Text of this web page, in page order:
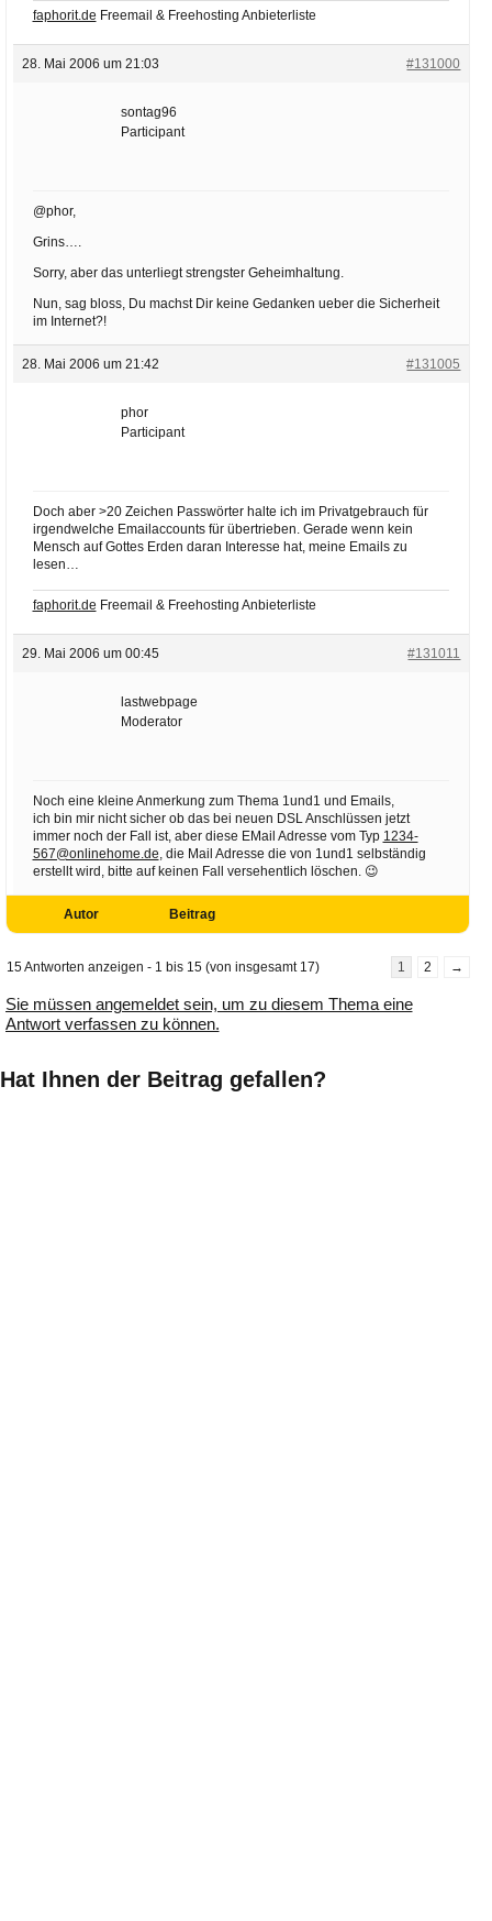
faphorit.de Freemail & Freehosting Anbieterliste
28. Mai 2006 um 21:03 #131000
sontag96
Participant
@phor,
Grins….
Sorry, aber das unterliegt strengster Geheimhaltung.
Nun, sag bloss, Du machst Dir keine Gedanken ueber die Sicherheit
im Internet?!
28. Mai 2006 um 21:42 #131005
phor
Participant
Doch aber >20 Zeichen Passwörter halte ich im Privatgebrauch für
irgendwelche Emailaccounts für übertrieben. Gerade wenn kein
Mensch auf Gottes Erden daran Interesse hat, meine Emails zu
lesen…
faphorit.de Freemail & Freehosting Anbieterliste
29. Mai 2006 um 00:45 #131011
lastwebpage
Moderator
Noch eine kleine Anmerkung zum Thema 1und1 und Emails,
ich bin mir nicht sicher ob das bei neuen DSL Anschlüssen jetzt
immer noch der Fall ist, aber diese EMail Adresse vom Typ 1234-
567@onlinehome.de , die Mail Adresse die von 1und1 selbständig
erstellt wird, bitte auf keinen Fall versehentlich löschen. 😉
Autor Beitrag
15 Antworten anzeigen - 1 bis 15 (von insgesamt 17) 1 2 →
Sie müssen angemeldet sein, um zu diesem Thema eine
Antwort verfassen zu können.
Hat Ihnen der Beitrag gefallen?